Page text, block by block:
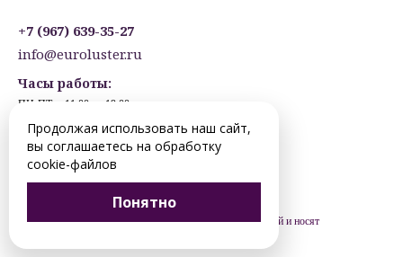
+7 (967) 639-35-27
info@euroluster.ru
Часы работы:
ПН-ПТ: с 11:00 до 19:00
ВС: ВЫХОДНОЙ
Предварительная запись.
© 2012-2026 perm.euroluster.ru. Все права защищены.
Цены, указанные на сайте, не являются публичной офертой и носят
Продолжая использовать наш сайт,
вы соглашаетесь на обработку
cookie-файлов
Понятно